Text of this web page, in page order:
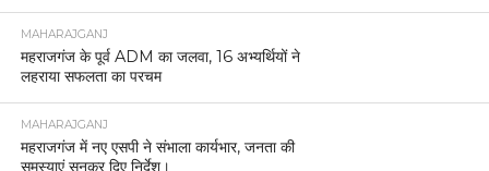
MAHARAJGANJ
महराजगंज के पूर्व ADM का जलवा, 16 अभ्यर्थियों ने
लहराया सफलता का परचम
MAHARAJGANJ
महराजगंज में नए एसपी ने संभाला कार्यभार, जनता की